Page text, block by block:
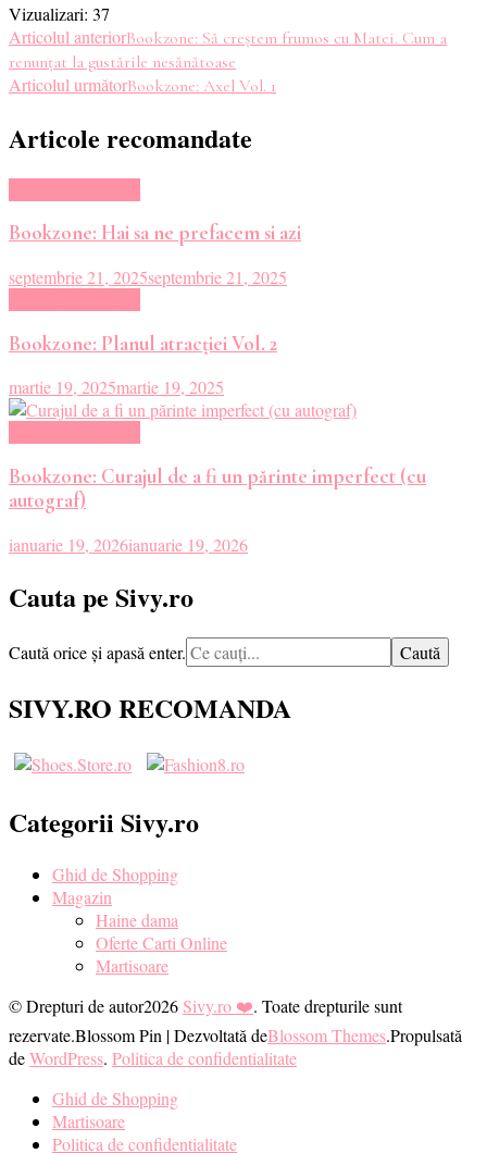
Vizualizari: 37
Navigare
în
Articolul anteriorBookzone: Să creștem frumos cu Matei. Cum a
renunțat la gustările nesănătoase
Articolul următorBookzone: Axel Vol. 1
Articole recomandate
Bookzone: Hai sa ne prefacem si azi
septembrie 21, 2025septembrie 21, 2025
Bookzone: Planul atracției Vol. 2
martie 19, 2025martie 19, 2025
Bookzone: Curajul de a fi un părinte imperfect (cu
autograf)
ianuarie 19, 2026ianuarie 19, 2026
Cauta pe Sivy.ro
Cauți
Caută orice și apasă enter.
SIVY.RO RECOMANDA
Categorii Sivy.ro
Ghid de Shopping
Magazin
Haine dama
Oferte Carti Online
Martisoare
© Drepturi de autor2026 Sivy.ro ❤️. Toate drepturile sunt
rezervate.Blossom Pin | Dezvoltată deBlossom Themes.Propulsată
deWordPress. Politica de confidentialitate
Ghid de Shopping
Martisoare
Politica de confidentialitate